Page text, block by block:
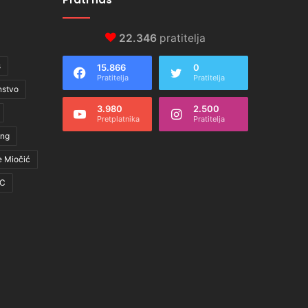
Miočić
22.346 pratitelja
15.866
Pratitelja
0
Pratitelja
3.980
Pretplatnika
2.500
Pratitelja